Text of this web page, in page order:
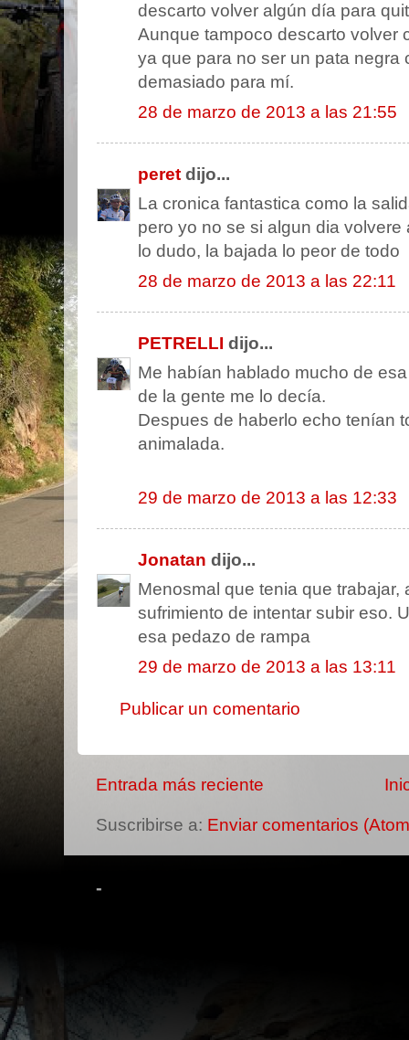
descarto volver algún día para
Aunque tampoco descarto volver
ya que para no ser un pata negra
demasiado para mí.
28 de marzo de 2013 a las 21:55
peret dijo...
La cronica fantastica como la
pero yo no se si algun dia
lo dudo, la bajada lo peor de todo
28 de marzo de 2013 a las 22:11
PETRELLI dijo...
Me habían hablado mucho de
de la gente me lo decía.
Despues de haberlo echo tenían
animalada.
29 de marzo de 2013 a las 12:33
Jonatan dijo...
Menosmal que tenia que trabajar,
sufrimiento de intentar subir eso.
esa pedazo de rampa
29 de marzo de 2013 a las 13:11
Publicar un comentario
Entrada más reciente
Suscribirse a: Enviar comentarios
-